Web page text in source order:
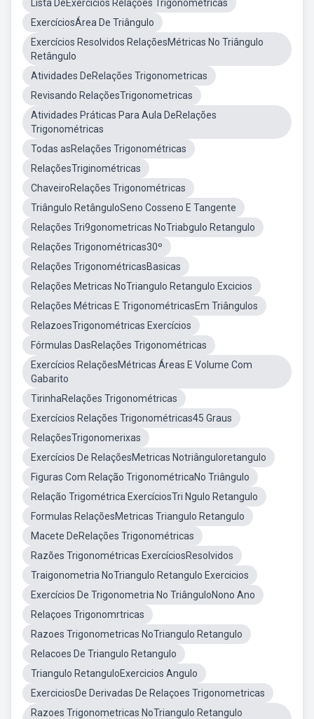
Lista DeExercícios Relações Trigonométricas
ExercíciosÁrea De Triângulo
Exercícios Resolvidos RelaçõesMétricas No Triângulo
Retângulo
Atividades DeRelações Trigonometricas
Revisando RelaçõesTrigonometricas
Atividades Práticas Para Aula DeRelações
Trigonométricas
Todas asRelações Trigonométricas
RelaçõesTriginométricas
ChaveiroRelações Trigonométricas
Triângulo RetânguloSeno Cosseno E Tangente
Relações Tri9gonometricas NoTriabgulo Retangulo
Relações Trigonométricas30º
Relações TrigonométricasBasicas
Relações Metricas NoTriangulo Retangulo Excicios
Relações Métricas E TrigonométricasEm Triângulos
RelazoesTrigonométricas Exercícios
Fórmulas DasRelações Trigonométricas
Exercícios RelaçõesMétricas Áreas E Volume Com
Gabarito
TirinhaRelações Trigonométricas
Exercícios Relações Trigonométricas45 Graus
RelaçõesTrigonomerixas
Exercícios De RelaçõesMetricas Notriânguloretangulo
Figuras Com Relação TrigonométricaNo Triângulo
Relação Trigométrica ExercíciosTri Ngulo Retangulo
Formulas RelaçõesMetricas Triangulo Retangulo
Macete DeRelações Trigonométricas
Razões Trigonométricas ExercíciosResolvidos
Traigonometria NoTriangulo Retangulo Exercicios
Exercícios De Trigonometria No TriânguloNono Ano
Relaçoes Trigonomrtricas
Razoes Trigonometricas NoTriangulo Retangulo
Relacoes De Triangulo Retangulo
Triangulo RetanguloExercicios Angulo
ExerciciosDe Derivadas De Relaçoes Trigonometricas
Razoes Trigonometricas NoTriangulo Retangulo